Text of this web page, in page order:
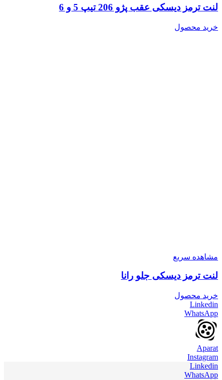
لنت ترمز دیسکی عقب پژو 206 تیپ 5 و 6
خرید محصول
مشاهده سریع
لنت ترمز دیسکی جلو رانا
خرید محصول
Linkedin
WhatsApp
Aparat
Instagram
Linkedin
WhatsApp